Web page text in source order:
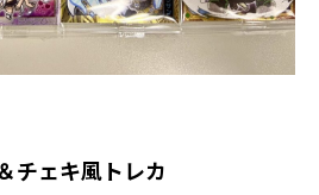
チェキ風トレカ